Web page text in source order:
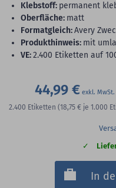
Klebstoff: permanent
Oberfläche: matt
Formatgleich:Avery
Produkthinweis: mit
VE:2.400 Etiketten auf
44,99 €
2.400 Etiketten (18,75 € je 1.000
In